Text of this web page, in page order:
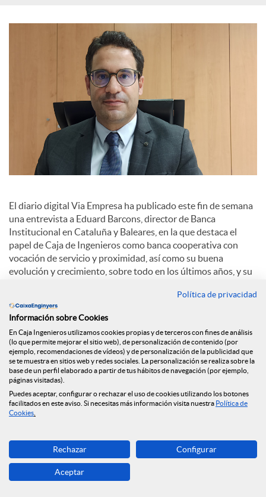
l
El diario digital Via Empresa ha publicado este fin de semana
una entrevista a Eduard Barcons, director de Banca
Institucional en Cataluña y Baleares, en la que destaca el
papel de Caja de Ingenieros como banca cooperativa con
vocación de servicio y proximidad, así como su buena
evolución y crecimiento, sobre todo en los últimos años, y su
Sobre el auge de las finanzas sostenibles, Eduard Barcons
comenta: “La integración de factores ambientales o sociales
puede provocar que la rentabilidad puede ser igual o
superior. Cada vez más la gente percibe que, además de la
rentabilidad económica, hay otros factores cómo la
En cuanto a la apuesta de Caja de Ingenieros por la
oficinas continuará siendo cómo ha sido siempre, progresivo.
Y hay una apuesta clarísima por la digitalización. El mejor
está para venir”.
Política de privacidad
Información sobre Cookies
En Caja Ingenieros utilizamos cookies propias y de terceros con fines de análisis
(lo que permite mejorar el sitio web), de personalización de contenido (por
ejemplo, recomendaciones de vídeos) y de personalización de la publicidad que
se te muestra en sitios web y redes sociales. La personalización se realiza sobre la
base de un perfil elaborado a partir de tus hábitos de navegación (por ejemplo,
páginas visitadas).
Puedes aceptar, configurar o rechazar el uso de cookies utilizando los botones
facilitados en este aviso. Si necesitas más información visita nuestra Política de
Cookies
Rechazar Configurar
Aceptar